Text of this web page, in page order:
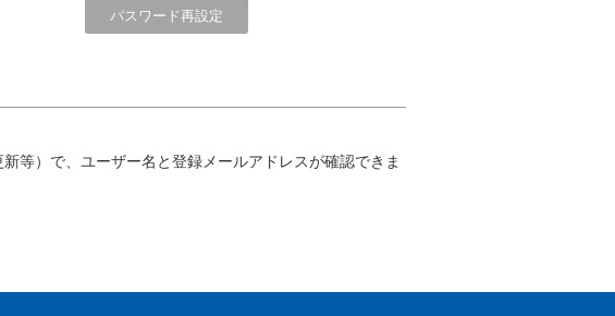
等）で、ユーザー名と登録メールアドレスが確認できま